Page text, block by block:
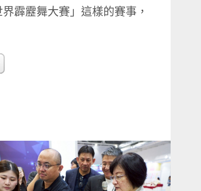
霹靂舞大賽」這樣的賽事，